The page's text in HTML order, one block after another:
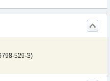
529-3)